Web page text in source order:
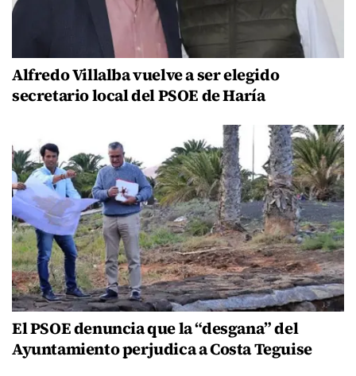
Alfredo Villalba vuelve a ser elegido
secretario local del PSOE de Haría
El PSOE denuncia que la “desgana” del
Ayuntamiento perjudica a Costa Teguise